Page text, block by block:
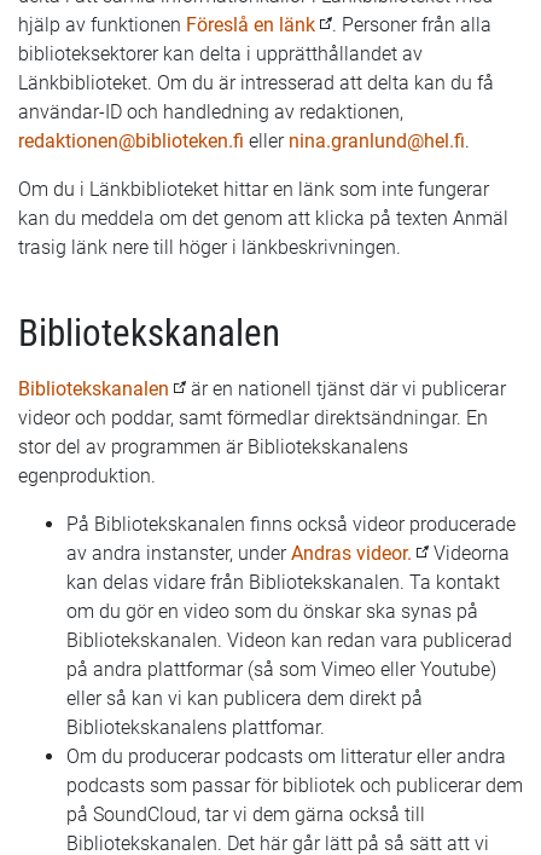
hjälp av funktionen Föreslå en länk
. Personer från alla
biblioteksektorer kan delta i upprätthållandet av
Länkbiblioteket. Om du är intresserad att delta kan du få
användar-ID och handledning av redaktionen,
redaktionen@biblioteken.fi eller nina.granlund@hel.fi.
Om du i Länkbiblioteket hittar en länk som inte fungerar
kan du meddela om det genom att klicka på texten Anmäl
trasig länk nere till höger i länkbeskrivningen.
Bibliotekskanalen
Bibliotekskanalen
är en nationell tjänst där vi publicerar
videor och poddar, samt förmedlar direktsändningar. En
stor del av programmen är Bibliotekskanalens
egenproduktion.
På Bibliotekskanalen finns också videor producerade
av andra instanster, underAndras videor.
Videorna
kan delas vidare från Bibliotekskanalen. Ta kontakt
om du gör en video som du önskar ska synas på
Bibliotekskanalen. Videon kan redan vara publicerad
på andra plattformar (så som Vimeo eller Youtube)
eller så kan vi kan publicera dem direkt på
Bibliotekskanalens plattfomar.
Om du producerar podcasts om litteratur eller andra
podcasts som passar för bibliotek och publicerar dem
på SoundCloud, tar vi dem gärna också till
Bibliotekskanalen. Det här går lätt på så sätt att vi